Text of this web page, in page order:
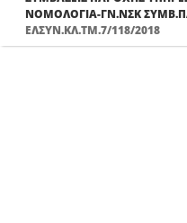
ΝΟΜΟΛΟΓΊΑ-ΓΝ.ΝΣΚ
ΕΛΣΥΝ.ΚΛ.ΤΜ.7/118/2018